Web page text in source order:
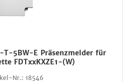
5BW-E Präsenzmelder für
FDTxxKXZE1-(W)
Nr.: 18546